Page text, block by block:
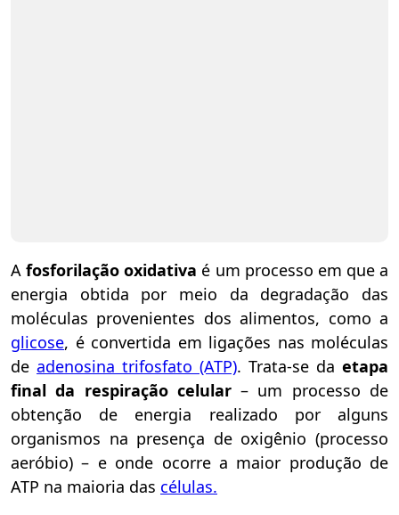
Afosforilação oxidativa é um processo em que a
energia obtida por meio da degradação das
moléculas provenientes dos alimentos, como a
glicose, é convertida em ligações nas moléculas
de adenosina trifosfato (ATP). Trata-se da etapa
final da respiração celular– um processo de
obtenção de energia realizado por alguns
organismos na presença de oxigênio (processo
aeróbio) – e onde ocorre a maior produção de
ATP na maioria das células.